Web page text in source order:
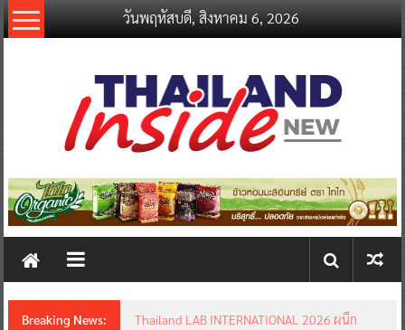
Skip
to
วันพฤหัสบดี, สิงหาคม 6, 2026
thailandinsidenew.com
Thailand
New
Breaking News:
Thailand LAB INTERNATIONAL 2026 ผนึก